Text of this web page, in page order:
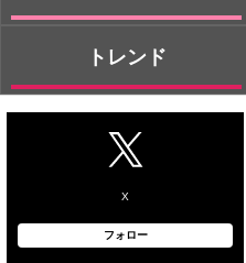
トレンド
X
フォロー